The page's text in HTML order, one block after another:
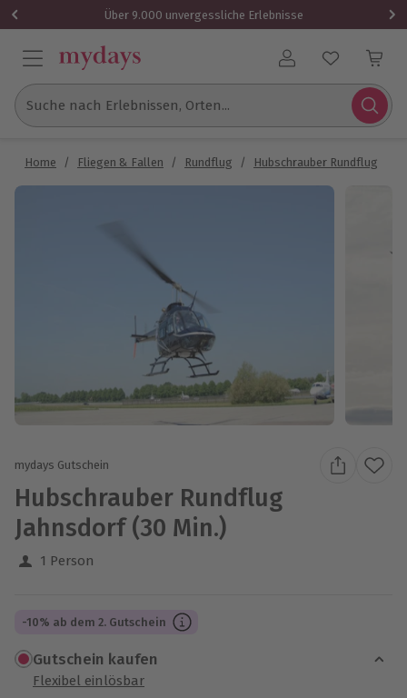
Über 9.000 unvergessliche Erlebnisse
Benutzerkonto
Suche nach Erlebnissen, Orten...
Home / Fliegen & Fallen / Rundflug / Hubschrauber Rundflug
mydays Gutschein
Hubschrauber Rundflug
Jahnsdorf (30 Min.)
1 Person
-10% ab dem 2. Gutschein
Gutschein kaufen
Flexibel einlösbar